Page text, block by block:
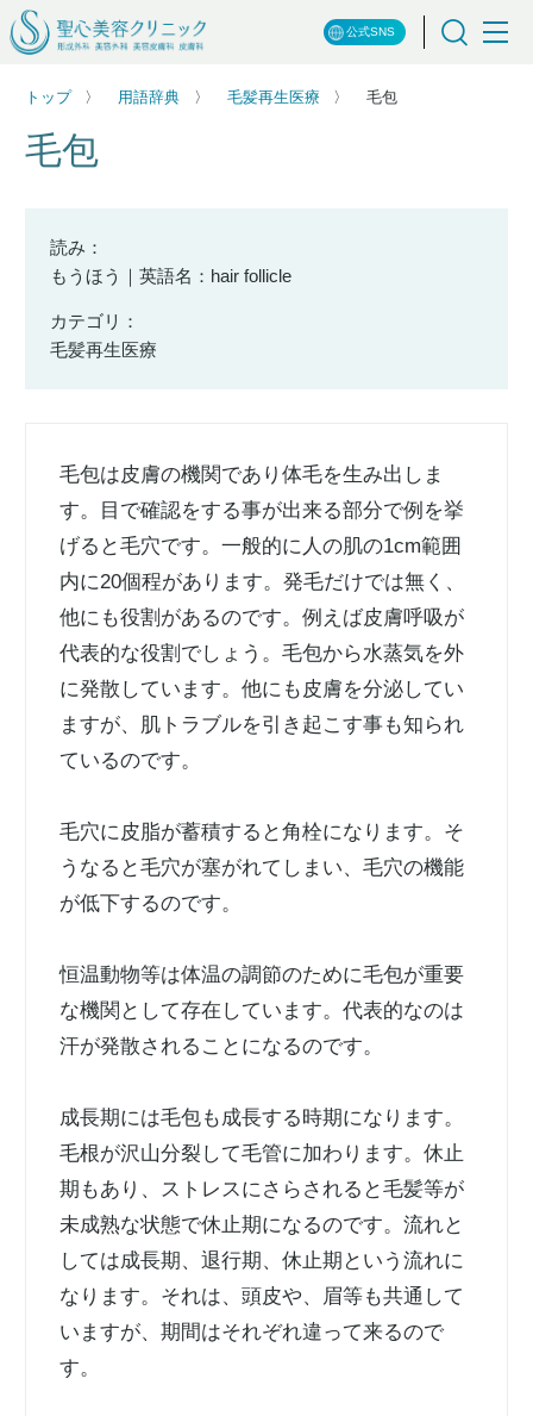
公式SNS
トップ 用語辞典 毛髪再生医療 毛包
毛包
読み：
もうほう｜英語名：hair follicle
カテゴリ：
毛髪再生医療
毛包は皮膚の機関であり体毛を生み出しま
す。目で確認をする事が出来る部分で例を挙
げると毛穴です。一般的に人の肌の1cm範囲
内に20個程があります。発毛だけでは無く、
他にも役割があるのです。例えば皮膚呼吸が
代表的な役割でしょう。毛包から水蒸気を外
に発散しています。他にも皮膚を分泌してい
ますが、肌トラブルを引き起こす事も知られ
ているのです。
毛穴に皮脂が蓄積すると角栓になります。そ
うなると毛穴が塞がれてしまい、毛穴の機能
が低下するのです。
恒温動物等は体温の調節のために毛包が重要
な機関として存在しています。代表的なのは
汗が発散されることになるのです。
成長期には毛包も成長する時期になります。
毛根が沢山分裂して毛管に加わります。休止
期もあり、ストレスにさらされると毛髪等が
未成熟な状態で休止期になるのです。流れと
しては成長期、退行期、休止期という流れに
なります。それは、頭皮や、眉等も共通して
いますが、期間はそれぞれ違って来るので
す。